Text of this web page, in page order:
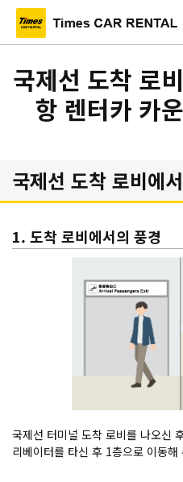
국제선 도착 로
항 렌터카 카
국제선 도착 로비에서
1. 도착 로비에서의 풍경
국제선 터미널 도착 로비를 나오신
리베이터를 타신 후 1층으로 이동해